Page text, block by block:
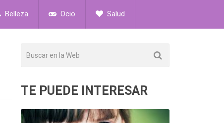
Belleza Ocio Salud
TE PUEDE INTERESAR